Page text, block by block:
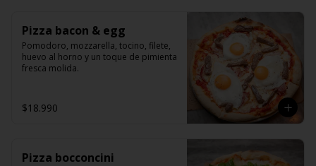
Pizza bacon & egg
Pomodoro, mozzarella, tocino, filete,
huevo al horno y un toque de pimienta
fresca molida.
$18.990
Pizza bocconcini